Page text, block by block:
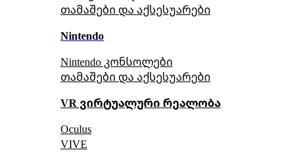
თამაშები და აქსესუარები
Nintendo
Nintendo კონსოლები
თამაშები და აქსესუარები
VR ვირტუალური რეალობა
Oculus
VIVE